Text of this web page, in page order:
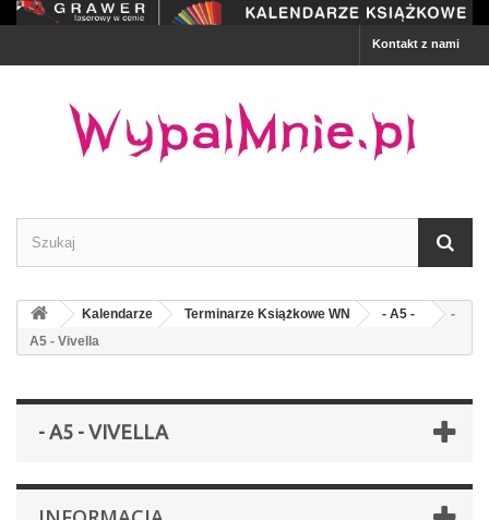
Kontakt z nami
Kalendarze Terminarze Książkowe WN - A5 -
-
A5 - Vivella
- A5 - VIVELLA